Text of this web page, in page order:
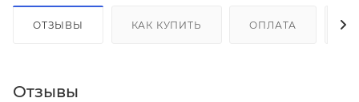
ОТЗЫВЫ КАК КУПИТЬ ОПЛАТА
Отзывы